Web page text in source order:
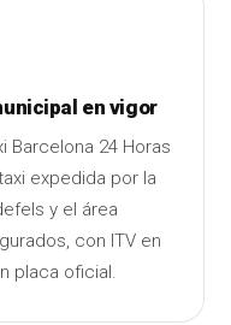
en vigor
Barcelona 24 Horas
expedida por la
y el área
con ITV en
placa oficial.